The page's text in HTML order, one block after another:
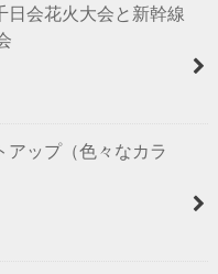
日会花火大会と新幹線
アップ（色々なカラ